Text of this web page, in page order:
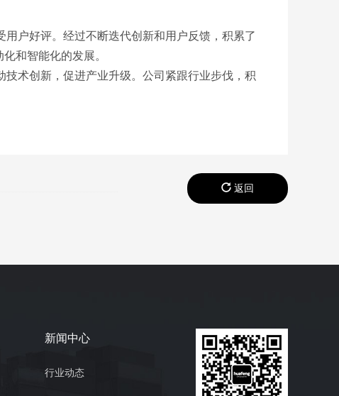
户好评。经过不断迭代创新和用户反馈，积累了
和智能化的发展。
术创新，促进产业升级。公司紧跟行业步伐，积
返回
新闻中心
行业动态